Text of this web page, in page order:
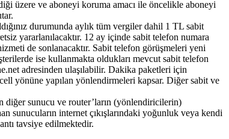
üzere ve aboneyi koruma amacı ile öncelikle aboneyi
durumunda aylık tüm vergiler dahil 1 TL sabit
yararlanılacaktır. 12 ay içinde sabit telefon numara
de sonlanacaktır. Sabit telefon görüşmeleri yeni
ise kullanmakta oldukları mevcut sabit telefon
adresinden ulaşılabilir. Dakika paketleri için
yönüne yapılan yönlendirmeleri kapsar. Diğer sabit ve
diğer sunucu ve router’ların (yönlendiricilerin)
sunucuların internet çıkışlarındaki yoğunluk veya kendi
tavsiye edilmektedir.